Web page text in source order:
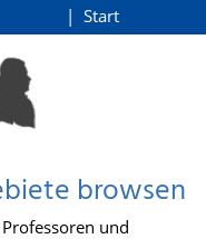
Start
browsen
und